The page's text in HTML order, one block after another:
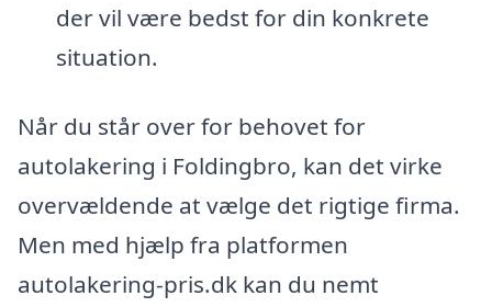
der vil være bedst for din konkrete
situation.
Når du står over for behovet for
autolakering i Foldingbro, kan det virke
overvældende at vælge det rigtige firma.
Men med hjælp fra platformen
autolakering-pris.dk kan du nemt